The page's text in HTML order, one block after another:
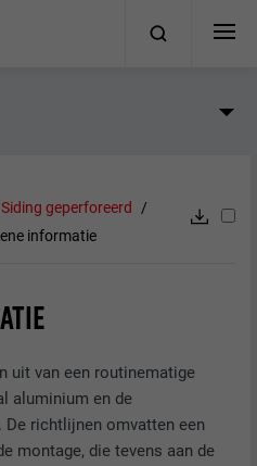
geperforeerd
informatie
uit van een routinematige
aluminium en de
De richtlijnen omvatten een
montage, die tevens aan de